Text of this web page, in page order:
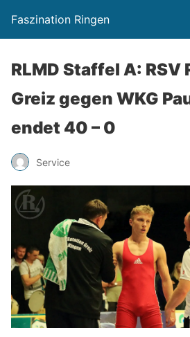
Faszination Ringen
RLMD Staffel A: RSV
Greiz gegen WKG
endet 40 – 0
Service